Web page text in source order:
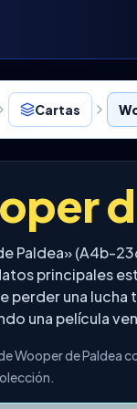
Cartas
Paldea» (A4b-
principales
perder una
una película
Wooper de Paldea